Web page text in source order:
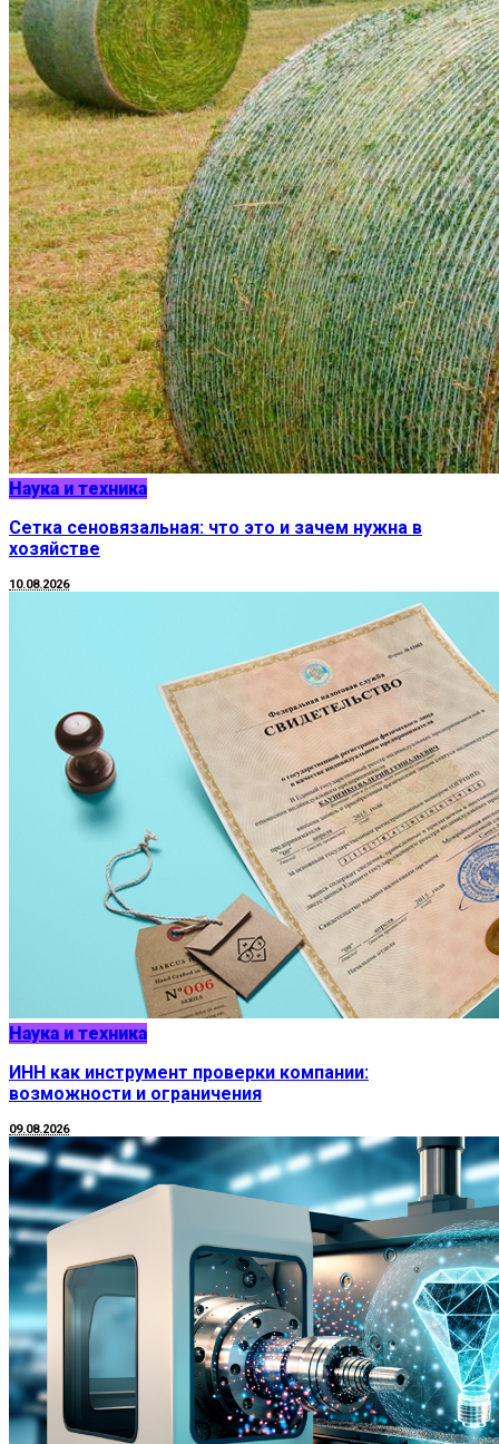
Наука и техника
Сетка сеновязальная: что это и зачем нужна в
хозяйстве
10.08.2026
Наука и техника
ИНН как инструмент проверки компании:
возможности и ограничения
09.08.2026